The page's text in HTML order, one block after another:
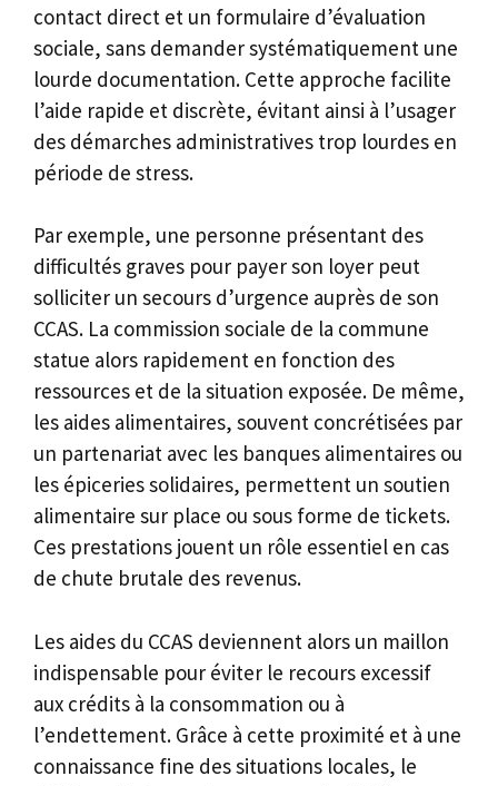
contact direct et un formulaire d’évaluation
sociale, sans demander systématiquement une
lourde documentation. Cette approche facilite
l’aide rapide et discrète, évitant ainsi à l’usager
des démarches administratives trop lourdes en
période de stress.
Par exemple, une personne présentant des
difficultés graves pour payer son loyer peut
solliciter un secours d’urgence auprès de son
CCAS. La commission sociale de la commune
statue alors rapidement en fonction des
ressources et de la situation exposée. De même,
les aides alimentaires, souvent concrétisées par
un partenariat avec les banques alimentaires ou
les épiceries solidaires, permettent un soutien
alimentaire sur place ou sous forme de tickets.
Ces prestations jouent un rôle essentiel en cas
de chute brutale des revenus.
Les aides du CCAS deviennent alors un maillon
indispensable pour éviter le recours excessif
aux crédits à la consommation ou à
l’endettement. Grâce à cette proximité et à une
connaissance fine des situations locales, le